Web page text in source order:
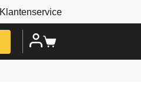
Klantenservice